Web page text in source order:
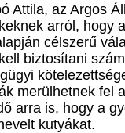
Attila, az Argos
arról, hogy
célszerű
biztosítani
merülhetnek fel
arra is, hogy a
kutyákat.